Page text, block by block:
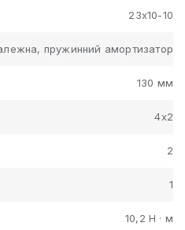
23х10-10
пружинний амортизатор
130 мм
4x2
2
1
10,2 Н · м